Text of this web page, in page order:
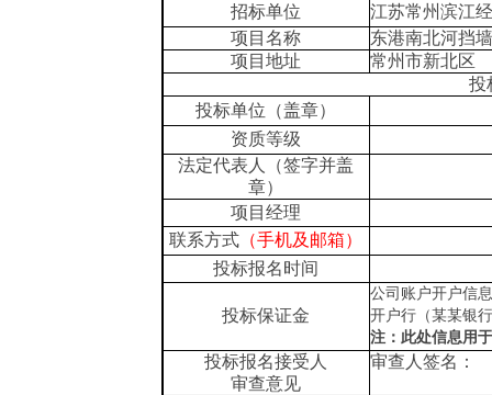
招标单位
江苏常州滨江
项目名称
东港南北河挡
项目地址
常州市新北区
投
投标单位（盖章）
资质等级
法定代表人（签字并盖
章）
项目 经理
联系方式 （手机及邮箱）
投标报名时间
投标保证金
公司账户开户信
开户行（某某银
注： 此处信息用
投标报名接受人
审查意见
审查人签名：